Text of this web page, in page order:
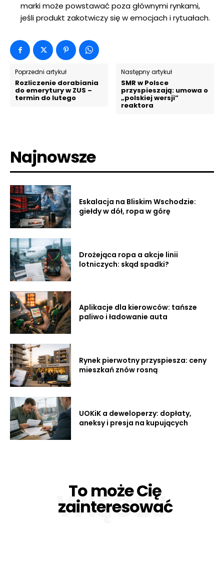
marki może powstawać poza głównymi rynkami,
jeśli produkt zakotwiczy się w emocjach i rytuałach.
Poprzedni artykuł
Rozliczenie dorabiania
do emerytury w ZUS –
termin do lutego
Następny artykuł
SMR w Polsce
przyspieszają: umowa o
„polskiej wersji”
reaktora
Najnowsze
Eskalacja na Bliskim Wschodzie:
giełdy w dół, ropa w górę
Drożejąca ropa a akcje linii
lotniczych: skąd spadki?
Aplikacje dla kierowców: tańsze
paliwo i ładowanie auta
Rynek pierwotny przyspiesza: ceny
mieszkań znów rosną
UOKiK a deweloperzy: dopłaty,
aneksy i presja na kupujących
To może Cię
zainteresować
WIĘCEJ